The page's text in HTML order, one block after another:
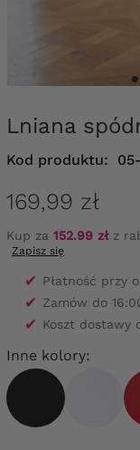
Lniana
Kod produktu:
169,99 zł
Kup za 152.99 złz
Zapisz się
✔ Płatność przy
✔ Zamów do
✔ Koszt dostawy
Inne kolory: